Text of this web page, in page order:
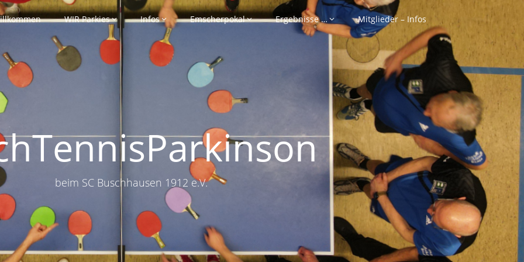
WIR Parkies Infos Emscherpokal Ergebnisse … Mitglieder – Infos
beim SC Buschhausen 1912 e.V.